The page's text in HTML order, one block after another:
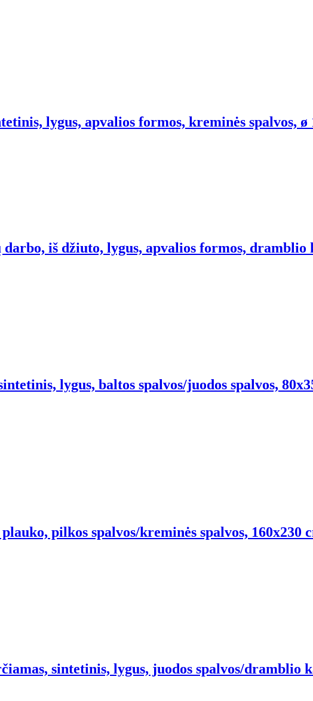
lygus, apvalios formos, kreminės spalvos, ø
iš džiuto, lygus, apvalios formos, dramblio
lygus, baltos spalvos/juodos spalvos,
pilkos spalvos/kreminės spalvos, 160x230
sintetinis, lygus, juodos spalvos/dramblio